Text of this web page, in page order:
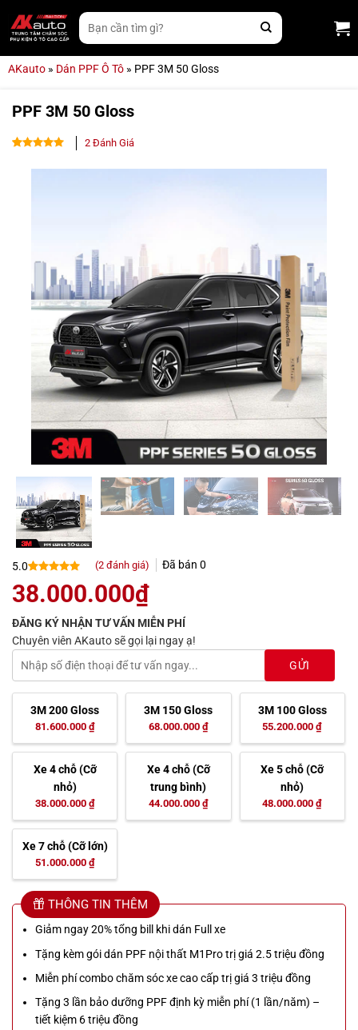
qua
nội
Tìm
kiếm:
AKauto » Dán PPF Ô Tô » PPF 3M 50 Gloss
PPF 3M 50 Gloss
2Đánh Giá
5.0
5.0
trên 5
dựa trên
2
(2đánh giá) Đã bán 0
38.000.000₫
ĐĂNG KÝ NHẬN TƯ VẤN MIỄN PHÍ
Chuyên viên AKauto sẽ gọi lại ngay ạ!
3M 200 Gloss
81.600.000 ₫
3M 150 Gloss
68.000.000 ₫
3M 100 Gloss
55.200.000 ₫
Xe 4 chỗ (Cỡ
nhỏ)
38.000.000 ₫
Xe 4 chỗ (Cỡ
trung bình)
44.000.000 ₫
Xe 5 chỗ (Cỡ
nhỏ)
48.000.000 ₫
Xe 7 chỗ (Cỡ lớn)
51.000.000 ₫
THÔNG TIN THÊM
Giảm ngay 20% tổng bill khi dán Full xe
Tặng kèm gói dán PPF nội thất M1Pro trị giá 2.5 triệu đồng
Miễn phí combo chăm sóc xe cao cấp trị giá 3 triệu đồng
Tặng 3 lần bảo dưỡng PPF định kỳ miễn phí (1 lần/năm) –
tiết kiệm 6 triệu đồng